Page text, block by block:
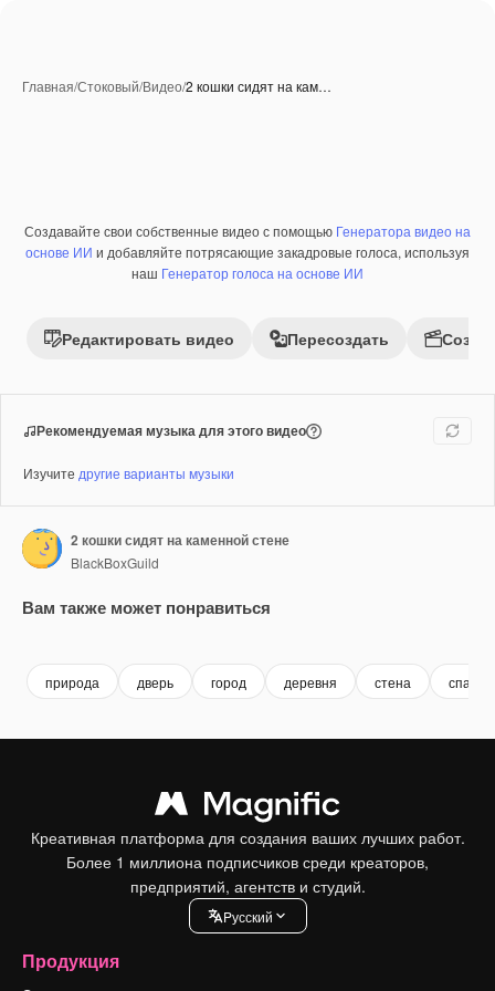
Главная/Стоковый/Видео/2 кошки сидят на кам…
Премиум
Создавайте свои собственные видео с помощью Генератора видео на
основе ИИ и добавляйте потрясающие закадровые голоса, используя
наш Генератор голоса на основе ИИ
Редактировать видео Пересоздать
Рекомендуемая музыка для этого видео
Изучите другие варианты музыки
2 кошки сидят на каменной стене
BlackBoxGuild
Вам также может понравиться
природа дверь город деревня стена спать
Креативная платформа для создания ваших лучших работ.
Более 1 миллиона подписчиков среди креаторов,
предприятий, агентств и студий.
Pусский
Продукция